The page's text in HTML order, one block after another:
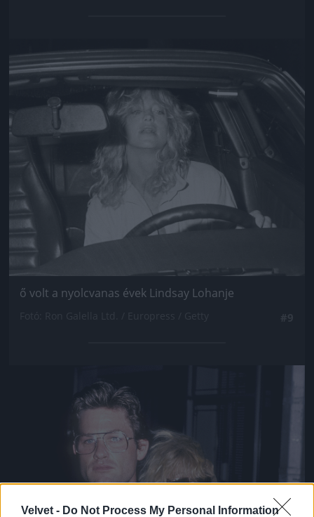
Velvet - Do Not Process My Personal Information
Jön még kép!
ő volt a nyolcvanas évek Lindsay Lohanje
Jön még kép!